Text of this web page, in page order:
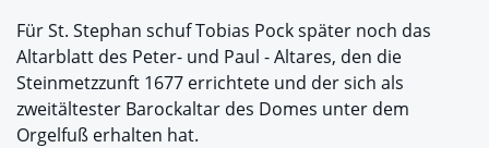
Für St. Stephan schuf Tobias Pock später noch das
Altarblatt des Peter- und Paul - Altares, den die
Steinmetzzunft 1677 errichtete und der sich als
zweitältester Barockaltar des Domes unter dem
Orgelfuß erhalten hat.